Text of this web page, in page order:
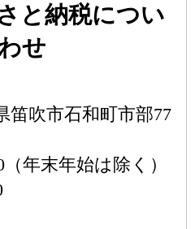
と納税につい
せ
笛吹市石和町市部77
年末年始は除く）